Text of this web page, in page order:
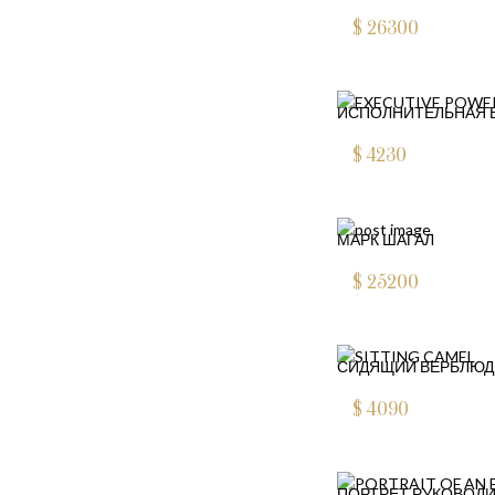
$ 26300
ИСПОЛНИТЕЛЬНАЯ
$4230
МАРК ШАГАЛ
$ 25200
СИДЯЩИЙ ВЕРБЛЮД
$4090